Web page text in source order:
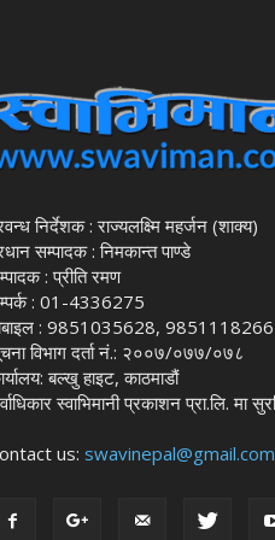
निर्देशक : राज्यलक्ष्मि महर्जन (शाक्य)
सम्पादक : निमकान्त पाण्डे
: प्रीति रमण
: 01-4336275
: 9851035628, 9851118266
विभाग दर्ता नं.: २००७/०७७/०७८
बल्खु हाइट, काठमाडौं
स्वाभिमानी प्रकाशन प्रा.लि. मा
us: swavinepal@gmail.com